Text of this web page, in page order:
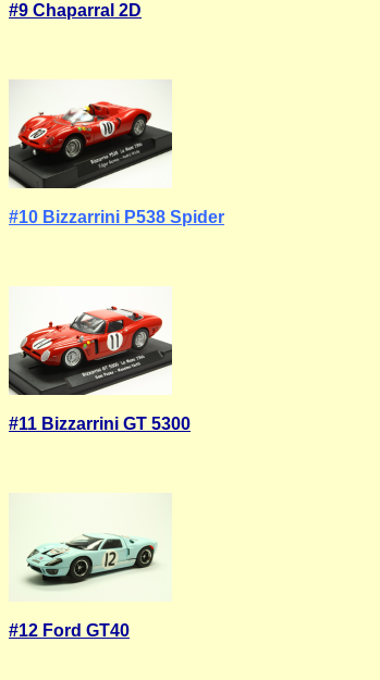
#9 Chaparral 2D
#10 Bizzarrini P538 Spider
#11 Bizzarrini GT 5300
#12 Ford GT40